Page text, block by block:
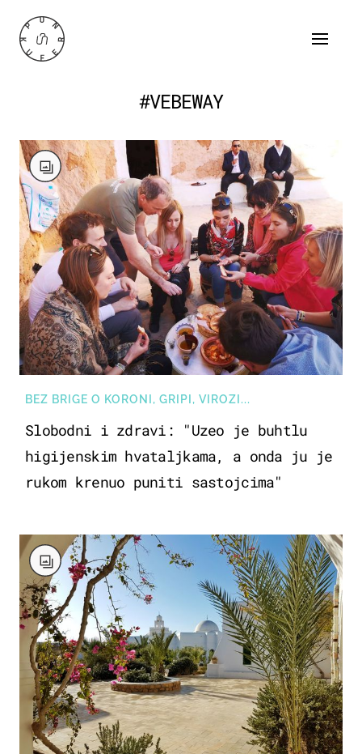
#VEBEWAY
BEZ BRIGE O KORONI, GRIPI, VIROZI...
Slobodni i zdravi: "Uzeo je buhtlu
higijenskim hvataljkama, a onda ju je
rukom krenuo puniti sastojcima"